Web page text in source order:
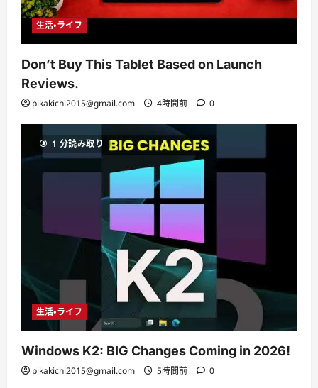
生活・ライフ
Don’t Buy This Tablet Based on Launch
Reviews.
pikakichi2015@gmail.com 4時間前 0
1 分読み取り
生活・ライフ
Windows K2: BIG Changes Coming in 2026!
pikakichi2015@gmail.com 5時間前 0